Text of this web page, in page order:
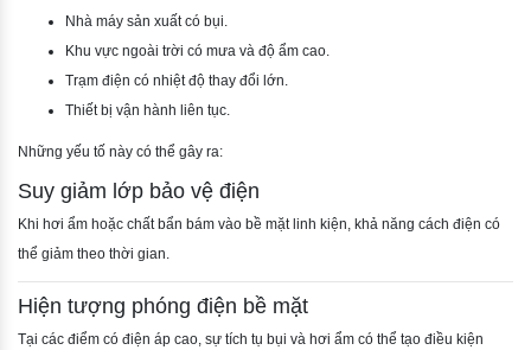
Nhà máy sản xuất có bụi.
Khu vực ngoài trời có mưa và độ ẩm cao.
Trạm điện có nhiệt độ thay đổi lớn.
Thiết bị vận hành liên tục.
Những yếu tố này có thể gây ra:
Suy giảm lớp bảo vệ điện
Khi hơi ẩm hoặc chất bẩn bám vào bề mặt linh kiện, khả năng cách điện có
thể giảm theo thời gian.
Hiện tượng phóng điện bề mặt
Tại các điểm có điện áp cao, sự tích tụ bụi và hơi ẩm có thể tạo điều kiện